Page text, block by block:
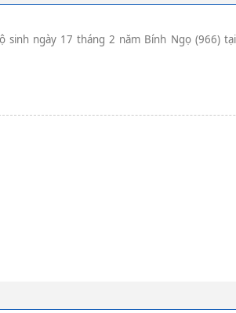
sinh ngày 17 tháng 2 năm Bính Ngọ (966)